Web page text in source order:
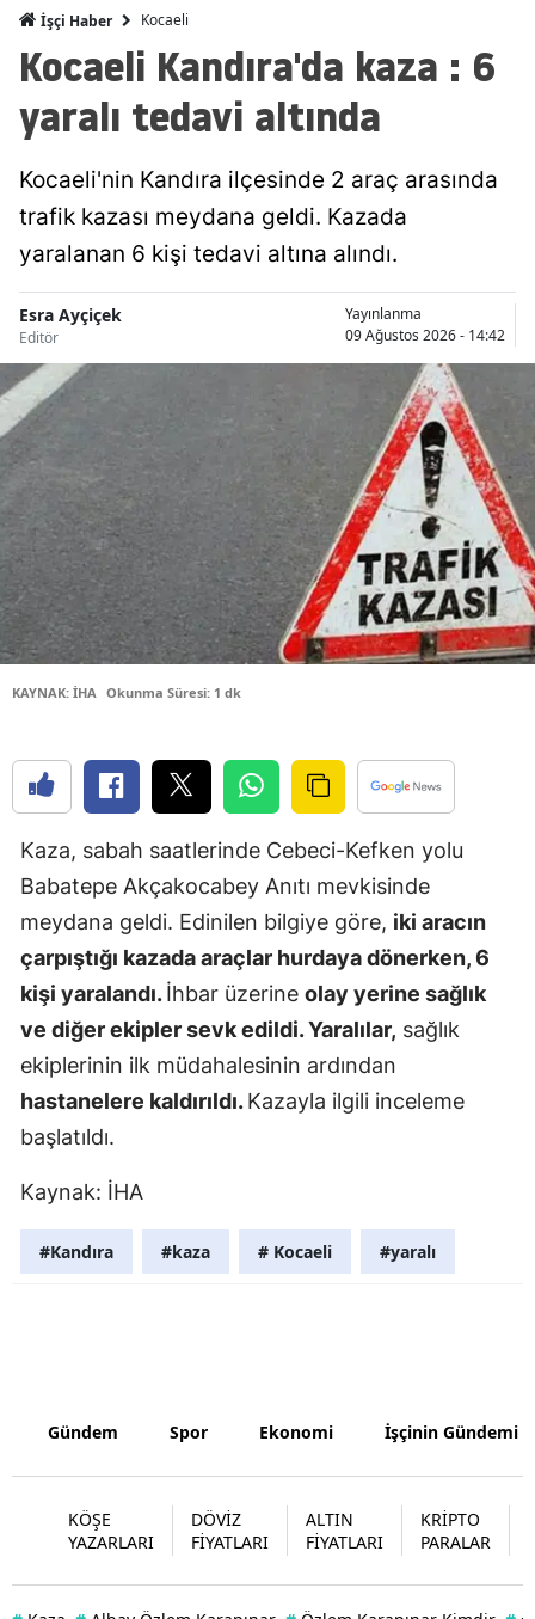
Malatya
Mardin
Muş
Nevşehir
Niğde
Ordu
Rize
Sakarya
Samsun
Siirt
Tekirdağ
Tunceli
Şanlıurfa
Uşak
Aksaray
Bayburt
Batman
Şırnak
Bartın
İşçi Haber Kocaeli
Kocaeli Kandıra'da kaza : 6
yaralı tedavi altında
Kocaeli'nin Kandıra ilçesinde 2 araç arasında
trafik kazası meydana geldi. Kazada
yaralanan 6 kişi tedavi altına alındı.
Esra Ayçiçek
Editör
Yayınlanma
09 Ağustos 2026 - 14:42
KAYNAK: İHA Okunma Süresi: 1 dk
Kaza, sabah saatlerinde Cebeci-Kefken yolu
Babatepe Akçakocabey Anıtı mevkisinde
meydana geldi. Edinilen bilgiye göre, iki aracın
çarpıştığı kazada araçlar hurdaya dönerken, 6
kişi yaralandı.İhbar üzerine olay yerine sağlık
ve diğer ekipler sevk edildi. Yaralılar, sağlık
ekiplerinin ilk müdahalesinin ardından
hastanelere kaldırıldı.Kazayla ilgili inceleme
başlatıldı.
Kaynak: İHA
#Kandıra #kaza # Kocaeli #yaralı
Gündem Spor Ekonomi İşçinin Gündemi
KÖŞE
YAZARLARI
DÖVİZ
FİYATLARI
ALTIN
FİYATLARI
KRİPTO
PARALAR